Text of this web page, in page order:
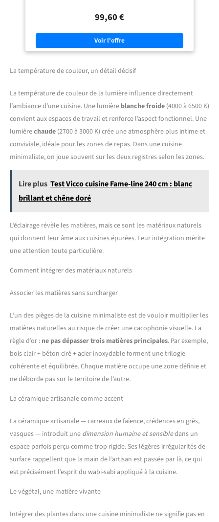
le cellier, le bar, le café, l'hôtel ou d'autres endroits. Design inspirant :
lumière crée une atmosphère romantique et cristalline étincelante
grâce aux bulles effervescentes à l'intérieur. Illuminez votre maison
avec une lueur de charme moderne. 【Service 100% satisfait】Votre
satisfaction est notre priorité absolue. Si vous rencontrez un problème
vous pour résoudre le problème. 【Matériau de qualité supérieure】
suspension est anticorrosion, anti-décoloration, anti-rayures,
99,60 €
La température de couleur, un détail décisif
La température de couleur de la lumière influence directement
l’ambiance d’une cuisine. Une lumière blanche froide (4000 à 6500 K)
convient aux espaces de travail et renforce l’aspect fonctionnel. Une
lumièrechaude (2700 à 3000 K) crée une atmosphère plus intime et
conviviale, idéale pour les zones de repas. Dans une cuisine
minimaliste, on joue souvent sur les deux registres selon les zones.
Lire plus Test Vicco cuisine Fame-line 240 cm : blanc
brillant et chêne doré
L’éclairage révèle les matières, mais ce sont les matériaux naturels
qui donnent leur âme aux cuisines épurées. Leur intégration mérite
une attention toute particulière.
Comment intégrer des matériaux naturels
Associer les matières sans surcharger
L’un des pièges de la cuisine minimaliste est de vouloir multiplier les
matières naturelles au risque de créer une cacophonie visuelle. La
règle d’or : ne pas dépasser trois matières principales. Par exemple,
bois clair + béton ciré + acier inoxydable forment une trilogie
cohérente et équilibrée. Chaque matière occupe une zone définie et
ne déborde pas sur le territoire de l’autre.
La céramique artisanale comme accent
La céramique artisanale — carreaux de faïence, crédences en grès,
vasques — introduit une dimension humaine et sensibledans un
espace parfois perçu comme trop rigide. Ses légères irrégularités de
surface rappellent que la main de l’artisan est passée par là, ce qui
est précisément l’esprit du wabi-sabi appliqué à la cuisine.
Le végétal, une matière vivante
Intégrer des plantes dans une cuisine minimaliste ne signifie pas en